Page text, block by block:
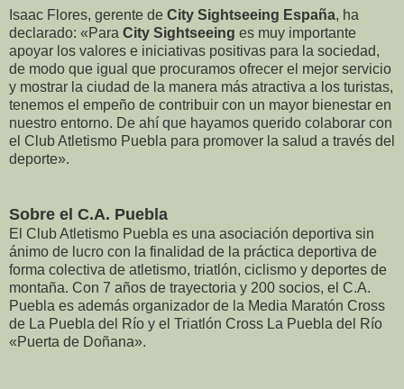
Isaac Flores, gerente de City Sightseeing España, ha
declarado: «Para City Sightseeing es muy importante
apoyar los valores e iniciativas positivas para la sociedad,
de modo que igual que procuramos ofrecer el mejor servicio
y mostrar la ciudad de la manera más atractiva a los turistas,
tenemos el empeño de contribuir con un mayor bienestar en
nuestro entorno. De ahí que hayamos querido colaborar con
el Club Atletismo Puebla para promover la salud a través del
deporte».
Sobre el C.A. Puebla
El Club Atletismo Puebla es una asociación deportiva sin
ánimo de lucro con la finalidad de la práctica deportiva de
forma colectiva de atletismo, triatlón, ciclismo y deportes de
montaña. Con 7 años de trayectoria y 200 socios, el C.A.
Puebla es además organizador de la Media Maratón Cross
de La Puebla del Río y el Triatlón Cross La Puebla del Río
«Puerta de Doñana».